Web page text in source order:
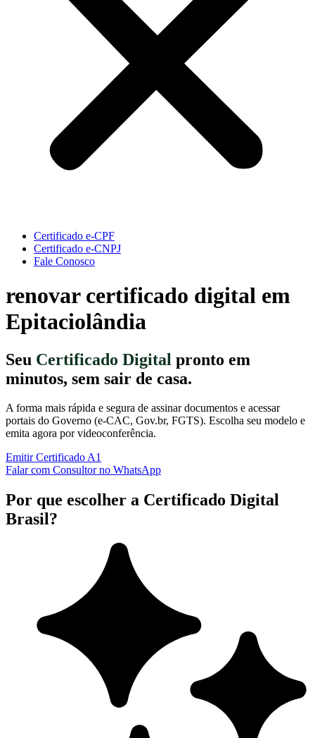
Certificado e-CPF
Certificado e-CNPJ
Fale Conosco
renovar certificado digital em
Epitaciolândia
Seu Certificado Digital pronto em
minutos, sem sair de casa.
A forma mais rápida e segura de assinar documentos e acessar
portais do Governo (e-CAC, Gov.br, FGTS). Escolha seu modelo e
emita agora por videoconferência.
Emitir Certificado A1
Falar com Consultor no WhatsApp
Por que escolher a Certificado Digital
Brasil?